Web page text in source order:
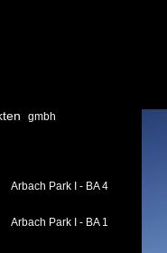
gmbh
Arbach Park I - BA 1
Arbach Park I - BA 4